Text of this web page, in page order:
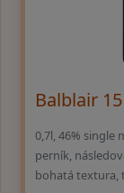
Balblair
0,7l, 46% single
perník,
bohatá textura,